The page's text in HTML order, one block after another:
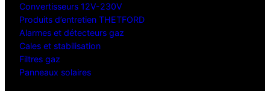
Convertisseurs 12V-230V
Produits d’entretien THETFORD
Alarmes et détecteurs gaz
Cales et stabilisation
Filtres gaz
Panneaux solaires